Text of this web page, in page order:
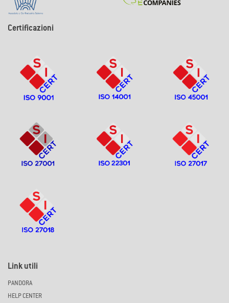
Certificazioni
Link utili
PANDORA
HELP CENTER